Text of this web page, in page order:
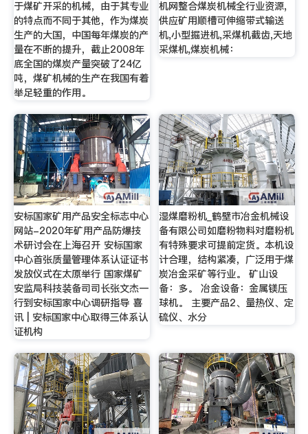
于煤矿开采的机械，由于其专业
的特点而不同于其他，作为煤炭
生产的大国，中国每年煤炭的产
量在不断的提升，截止2008年
底全国的煤炭产量突破了24亿
吨，煤矿机械的生产在我国有着
举足轻重的作用。
机网整合煤炭机械全行业资源,
供应矿用顺槽可伸缩带式输送
机,小型掘进机,采煤机截齿,天地
采煤机,煤炭机械：
安标国家矿用产品安全标志中心
网站-2020年矿用产品防爆技
术研讨会在上海召开 安标国家
中心首张质量管理体系认证证书
发放仪式在太原举行 国家煤矿
安监局科技装备司司长张文杰一
行到安标国家中心调研指导 喜
讯 | 安标国家中心取得三体系认
证机构
湿煤磨粉机_鹤壁市冶金机械设
备有限公司如磨粉物料对磨粉机
有特殊要求可提前定货。本机设
计合理，结构紧凑，广泛用于煤
炭冶金采矿等行业。 矿山设
备：多。 冶金设备：金属镁压
球机。 主要产品2、量热仪、定
硫仪、水分